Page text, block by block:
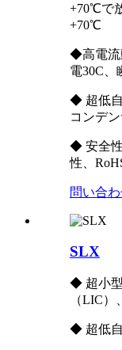
+70℃で
+70℃
◆高電流
電30C、
◆ 超低
コンデ
◆ 安全
性、
問い合
SLX
◆ 超小
（LIC）
◆ 超低